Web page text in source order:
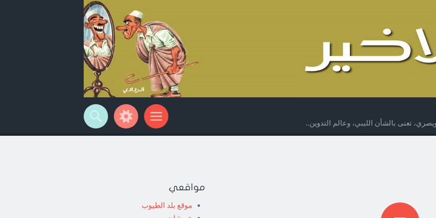
تعنى بالشأن الليبي، وعالم التدوين..
مواقعي
موقع بلد الطيوب